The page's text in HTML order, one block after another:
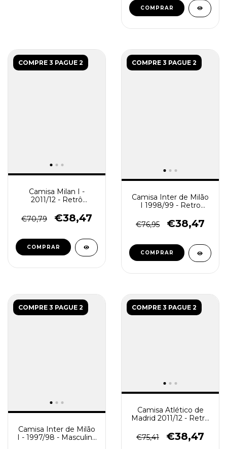
COMPRAR
COMPRE 3 PAGUE 2
Camisa Milan I -
2011/12 - Retrô
€70,79
€38,47
COMPRAR
COMPRE 3 PAGUE 2
Camisa Inter de Milão
I 1998/99 - Retro
Preta
€76,95 €38,47
COMPRAR
COMPRE 3 PAGUE 2
Camisa Inter de Milão
I - 1997/98 - Masculino
COMPRE 3 PAGUE 2
Camisa Atlético de
Madrid 2011/12 - Retrô
€75,41
€38,47